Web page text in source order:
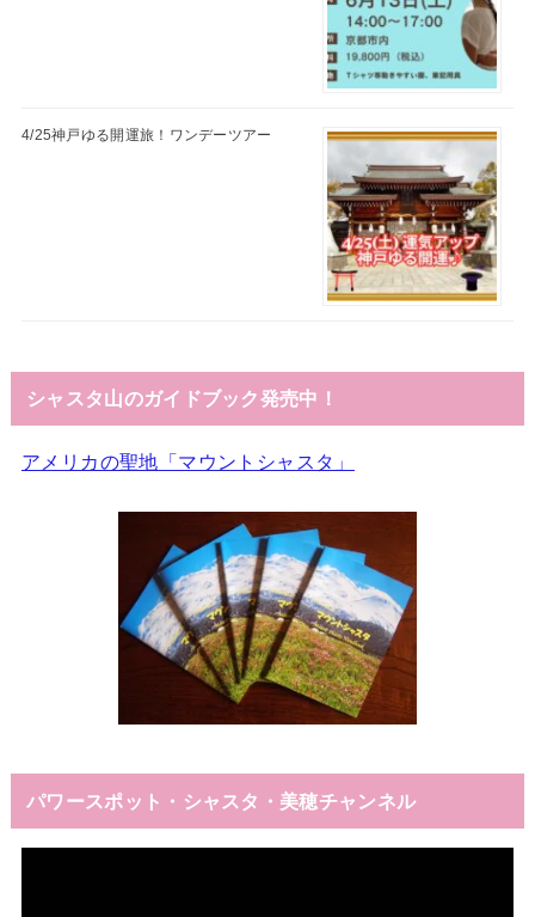
4/25神戸ゆる開運旅！ワンデーツアー
シャスタ山のガイドブック発売中！
アメリカの聖地「マウントシャスタ」
パワースポット・シャスタ・美穂チャンネル